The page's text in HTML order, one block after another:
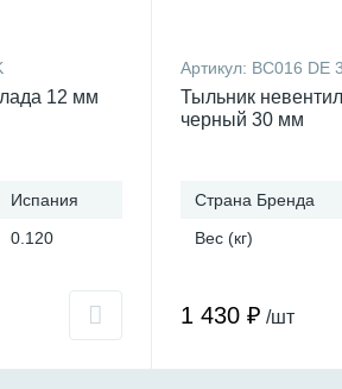
12 мм
Испания
0.120
Артикул: BC016 DE
Тыльник
черный 30 мм
Страна Бренда
Вес (кг)
1 430 ₽ /шт